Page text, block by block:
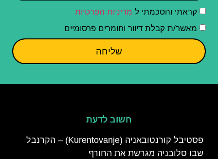
קראתי והסכמתי ל מדיניות הפרטיות
מאשר/ת קבלת דיוור וחומרים פרסומיים
שליחה
חשוב לדעת
פסטיבל קורנטובאניה (Kurentovanje) – הקרנבל
שבו סלובניה מגרשת את החורף